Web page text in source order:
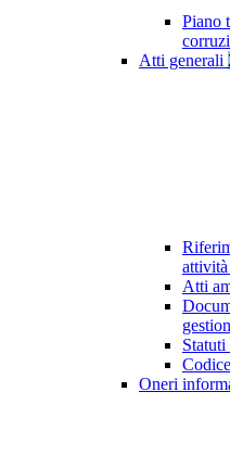
Piano
Atti generali
attività
Atti
Oneri